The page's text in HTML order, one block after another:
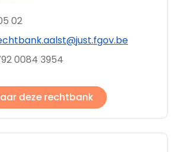
02
0084 3954
deze rechtbank